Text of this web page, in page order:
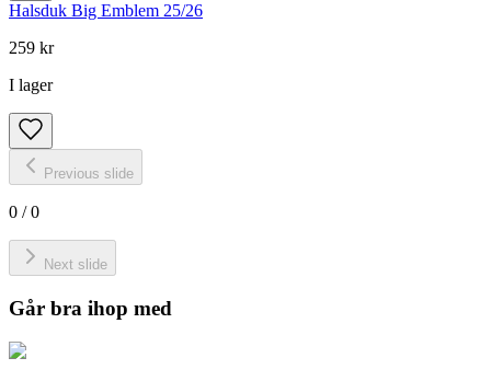
Halsduk Big Emblem 25/26
259 kr
I lager
Previous slide
0 /0
Next slide
Går bra ihop med